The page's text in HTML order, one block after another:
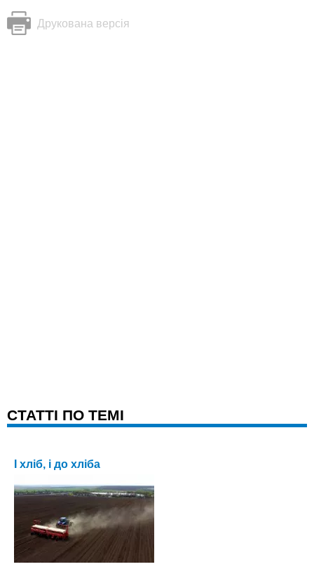
Друкована версія
CТАТТІ ПО ТЕМІ
І хліб, і до хліба